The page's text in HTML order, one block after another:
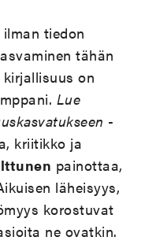
tiedon
tähän
on
Lue
-
kriitikko ja
painottaa,
läheisyys,
korostuvat
ne ovatkin.